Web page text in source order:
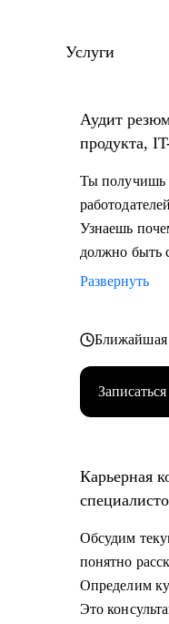
управление»
• Составить
•
•
• Разобрать
• Дам
• Начинающим
• Менеджерам
• Тем, кто
Услуги
Аудит
продукта,
Ты получишь
Узнаешь
должно быть
Развернуть
Ближайшая
Записаться
Карьерная
Обсудим
понятно
Определим
Это